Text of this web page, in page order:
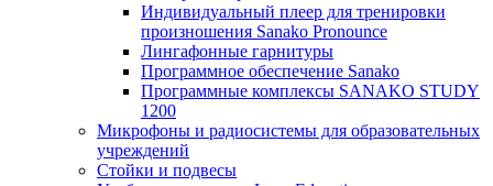
Индивидуальный плеер для тренировки
произношения Sanako Pronounce
Лингафонные гарнитуры
Программное обеспечение Sanako
Программные комплексы SANAKO STUDY
1200
Микрофоны и радиосистемы для образовательных
учреждений
Стойки и подвесы